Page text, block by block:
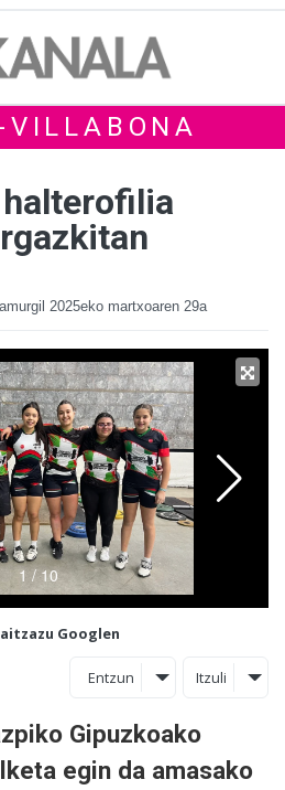
2025eko martxoaren 29a
Googlen
Entzun Itzuli
Gipuzkoako
egin da amasako